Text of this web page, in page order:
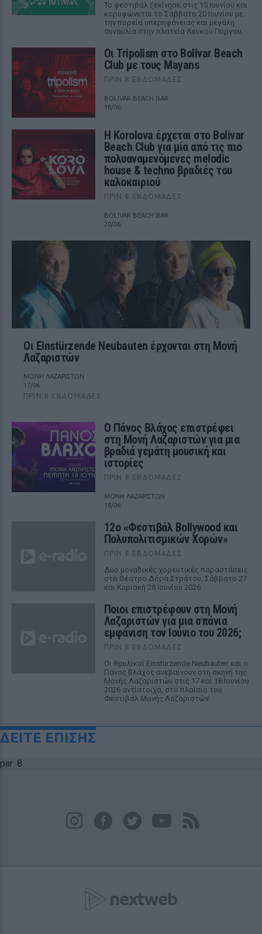
Το φεστιβάλ ξεκίνησε στις 15 Ιουνίου και
κορυφώνεται το Σάββατο 20 Ιουνίου με
την πορεία υπερηφάνειας και μεγάλη
συναυλία στην πλατεία Λευκού Πύργου.
Οι Tripolism στο Bolivar Beach
Club με τους Mayans
ΠΡΙΝ 8 ΕΒΔΟΜΆΔΕΣ
BOLIVAR BEACH BAR
18/06
Η Korolova έρχεται στο Bolivar
Beach Club για μία από τις πιο
πολυαναμενόμενες melodic
house & techno βραδιές του
καλοκαιριού
ΠΡΙΝ 8 ΕΒΔΟΜΆΔΕΣ
BOLIVAR BEACH BAR
20/06
Οι Einstürzende Neubauten έρχονται στη Μονή
Λαζαριστών
ΜΟΝΗ ΛΑΖΑΡΙΣΤΩΝ
17/06
ΠΡΙΝ 8 ΕΒΔΟΜΆΔΕΣ
Ο Πάνος Βλάχος επιστρέφει
στη Μονή Λαζαριστών για μια
βραδιά γεμάτη μουσική και
ιστορίες
ΠΡΙΝ 8 ΕΒΔΟΜΆΔΕΣ
ΜΟΝΗ ΛΑΖΑΡΙΣΤΩΝ
18/06
12ο «Φεστιβάλ Bollywood και
Πολυπολιτισμικών Χορών»
ΠΡΙΝ 8 ΕΒΔΟΜΆΔΕΣ
Δύο μοναδικές χορευτικές παραστάσεις
στο Θέατρο Δόρα Στράτου, Σάββατο 27
και Κυριακή 28 Ιουνίου 2026
Ποιοι επιστρέφουν στη Μονή
Λαζαριστών για μια σπάνια
εμφάνιση τον Ιούνιο του 2026;
ΠΡΙΝ 8 ΕΒΔΟΜΆΔΕΣ
Οι θρυλικοί Einstürzende Neubauten και ο
Πάνος Βλάχος ανεβαίνουν στη σκηνή της
Μονής Λαζαριστών στις 17 και 18 Ιουνίου
2026 αντίστοιχα, στο πλαίσιο του
Φεστιβάλ Μονής Λαζαριστών.
ΔΕΙΤΕ ΕΠΙΣΗΣ
par: 8